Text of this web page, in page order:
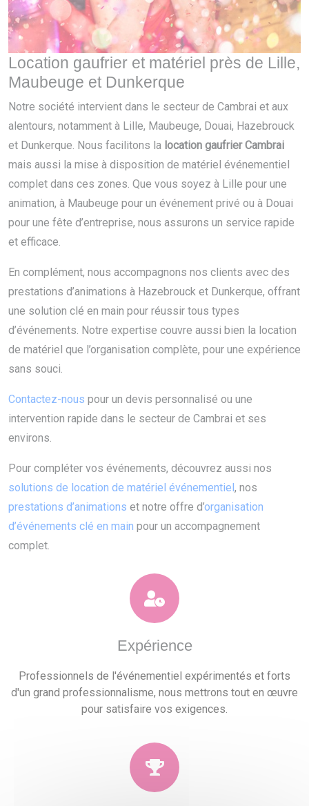
Location gaufrier et matériel près de Lille,
Maubeuge et Dunkerque
Notre société intervient dans le secteur de Cambrai et aux
alentours, notamment à Lille, Maubeuge, Douai, Hazebrouck
et Dunkerque. Nous facilitons la location gaufrier Cambrai
mais aussi la mise à disposition de matériel événementiel
complet dans ces zones. Que vous soyez à Lille pour une
animation, à Maubeuge pour un événement privé ou à Douai
pour une fête d’entreprise, nous assurons un service rapide
et efficace.
En complément, nous accompagnons nos clients avec des
prestations d’animations à Hazebrouck et Dunkerque, offrant
une solution clé en main pour réussir tous types
d’événements. Notre expertise couvre aussi bien la location
de matériel que l’organisation complète, pour une expérience
sans souci.
Contactez-nous pour un devis personnalisé ou une
intervention rapide dans le secteur de Cambrai et ses
environs.
Pour compléter vos événements, découvrez aussi nos
solutions de location de matériel événementiel , nos
prestations d’animations et notre offre d’organisation
d’événements clé en main pour un accompagnement
complet.
Expérience
Professionnels de l'événementiel expérimentés et forts
d'un grand professionnalisme, nous mettrons tout en œuvre
pour satisfaire vos exigences.